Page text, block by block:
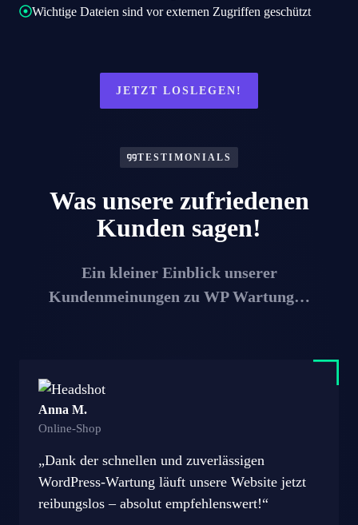
Wichtige Dateien sind vor externen Zugriffen geschützt
JETZT LOSLEGEN!
TESTIMONIALS
Was unsere zufriedenen
Kunden sagen!
Ein kleiner Einblick unserer
Kundenmeinungen zu WP Wartung…
Anna M.
Online-Shop
„Dank der schnellen und zuverlässigen
WordPress-Wartung läuft unsere Website jetzt
reibungslos – absolut empfehlenswert!“